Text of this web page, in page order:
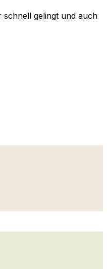
schnell gelingt und auch